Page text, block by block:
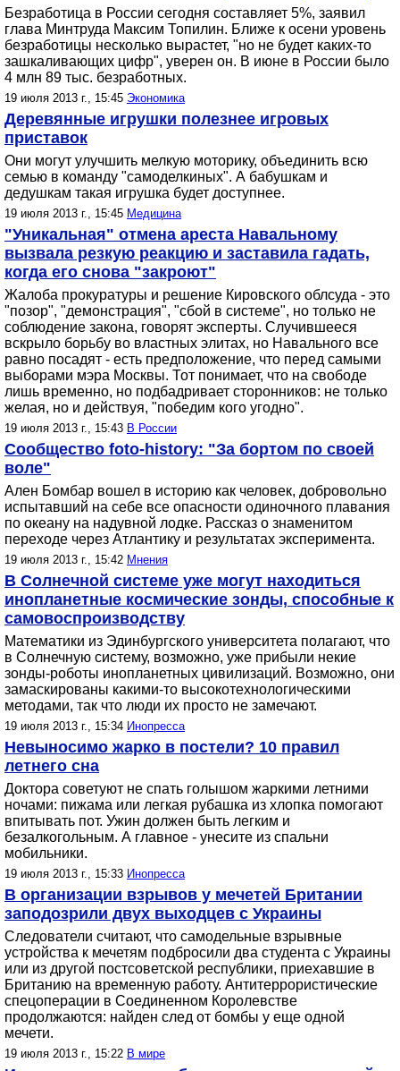
Безработица в России сегодня составляет 5%, заявил
глава Минтруда Максим Топилин. Ближе к осени уровень
безработицы несколько вырастет, "но не будет каких-то
зашкаливающих цифр", уверен он. В июне в России было
4 млн 89 тыс. безработных.
19 июля 2013 г., 15:45 Экономика
Деревянные игрушки полезнее игровых
приставок
Они могут улучшить мелкую моторику, объединить всю
семью в команду "самоделкиных". А бабушкам и
дедушкам такая игрушка будет доступнее.
19 июля 2013 г., 15:45 Медицина
"Уникальная" отмена ареста Навальному
вызвала резкую реакцию и заставила гадать,
когда его снова "закроют"
Жалоба прокуратуры и решение Кировского облсуда - это
"позор", "демонстрация", "сбой в системе", но только не
соблюдение закона, говорят эксперты. Случившееся
вскрыло борьбу во властных элитах, но Навального все
равно посадят - есть предположение, что перед самыми
выборами мэра Москвы. Тот понимает, что на свободе
лишь временно, но подбадривает сторонников: не только
желая, но и действуя, "победим кого угодно".
19 июля 2013 г., 15:43 В России
Сообщество foto-history: "За бортом по своей
воле"
Ален Бомбар вошел в историю как человек, добровольно
испытавший на себе все опасности одиночного плавания
по океану на надувной лодке. Рассказ о знаменитом
переходе через Атлантику и результатах эксперимента.
19 июля 2013 г., 15:42 Мнения
В Солнечной системе уже могут находиться
инопланетные космические зонды, способные к
самовоспроизводству
Математики из Эдинбургского университета полагают, что
в Солнечную систему, возможно, уже прибыли некие
зонды-роботы инопланетных цивилизаций. Возможно, они
замаскированы какими-то высокотехнологическими
методами, так что люди их просто не замечают.
19 июля 2013 г., 15:34 Инопресса
Невыносимо жарко в постели? 10 правил
летнего сна
Доктора советуют не спать голышом жаркими летними
ночами: пижама или легкая рубашка из хлопка помогают
впитывать пот. Ужин должен быть легким и
безалкогольным. А главное - унесите из спальни
мобильники.
19 июля 2013 г., 15:33 Инопресса
В организации взрывов у мечетей Британии
заподозрили двух выходцев с Украины
Следователи считают, что самодельные взрывные
устройства к мечетям подбросили два студента с Украины
или из другой постсоветской республики, приехавшие в
Британию на временную работу. Антитеррористические
спецоперации в Соединенном Королевстве
продолжаются: найден след от бомбы у еще одной
мечети.
19 июля 2013 г., 15:22 В мире